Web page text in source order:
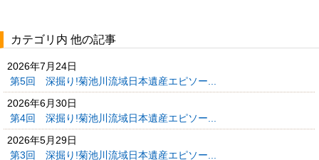
カテゴリ内 他の記事
2026年7月24日
第5回 深掘り!菊池川流域日本遺産エピソー...
2026年6月30日
第4回 深掘り!菊池川流域日本遺産エピソー...
2026年5月29日
第3回 深掘り!菊池川流域日本遺産エピソー...